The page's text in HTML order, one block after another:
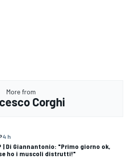
More from
Corghi
4 h
| Di Giannantonio: "Primo giorno ok,
ho i muscoli distrutti!"